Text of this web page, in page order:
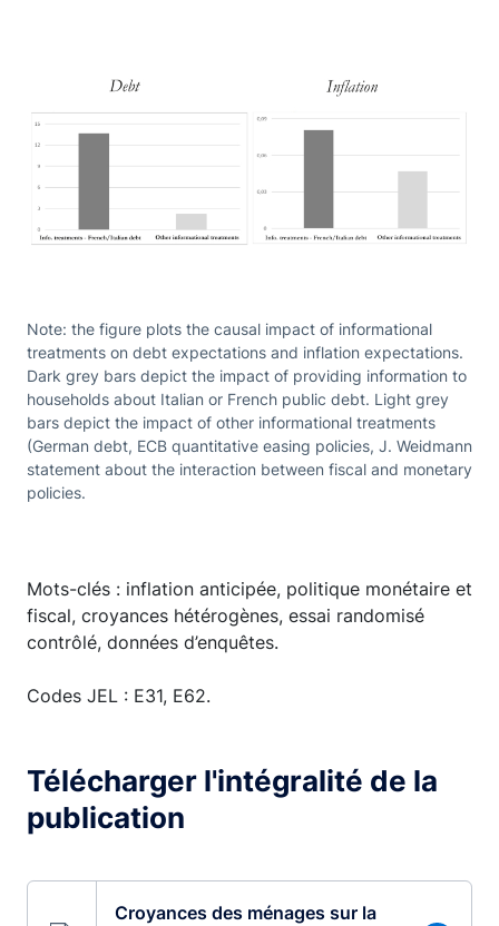
Note: the figure plots the causal impact of informational
treatments on debt expectations and inflation expectations.
Dark grey bars depict the impact of providing information to
households about Italian or French public debt. Light grey
bars depict the impact of other informational treatments
(German debt, ECB quantitative easing policies, J. Weidmann
statement about the interaction between fiscal and monetary
policies.
Mots-clés : inflation anticipée, politique monétaire et
fiscal, croyances hétérogènes, essai randomisé
contrôlé, données d’enquêtes.
Codes JEL : E31, E62.
Télécharger l'intégralité de la
publication
Croyances des ménages sur la